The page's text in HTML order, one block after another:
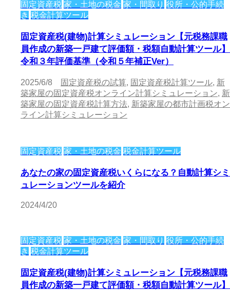
固定資産税 家・土地の税金 家・間取り 役所・公的手続
き 税金計算ツール
固定資産税(建物)計算シミュレーション【元税務課職
員作成の新築一戸建て評価額・税額自動計算ツール】
令和３年評価基準（令和５年補正Ver）
2025/6/8 固定資産税の試算, 固定資産税計算ツール, 新
築家屋の固定資産税オンライン計算シミュレーション, 新
築家屋の固定資産税計算方法, 新築家屋の都市計画税オン
ライン計算シミュレーション
固定資産税 家・土地の税金 税金計算ツール
あなたの家の固定資産税いくらになる？自動計算シミ
ュレーションツールを紹介
2024/4/20
固定資産税 家・土地の税金 家・間取り 役所・公的手続
き 税金計算ツール
固定資産税(建物)計算シミュレーション【元税務課職
員作成の新築一戸建て評価額・税額自動計算ツール】